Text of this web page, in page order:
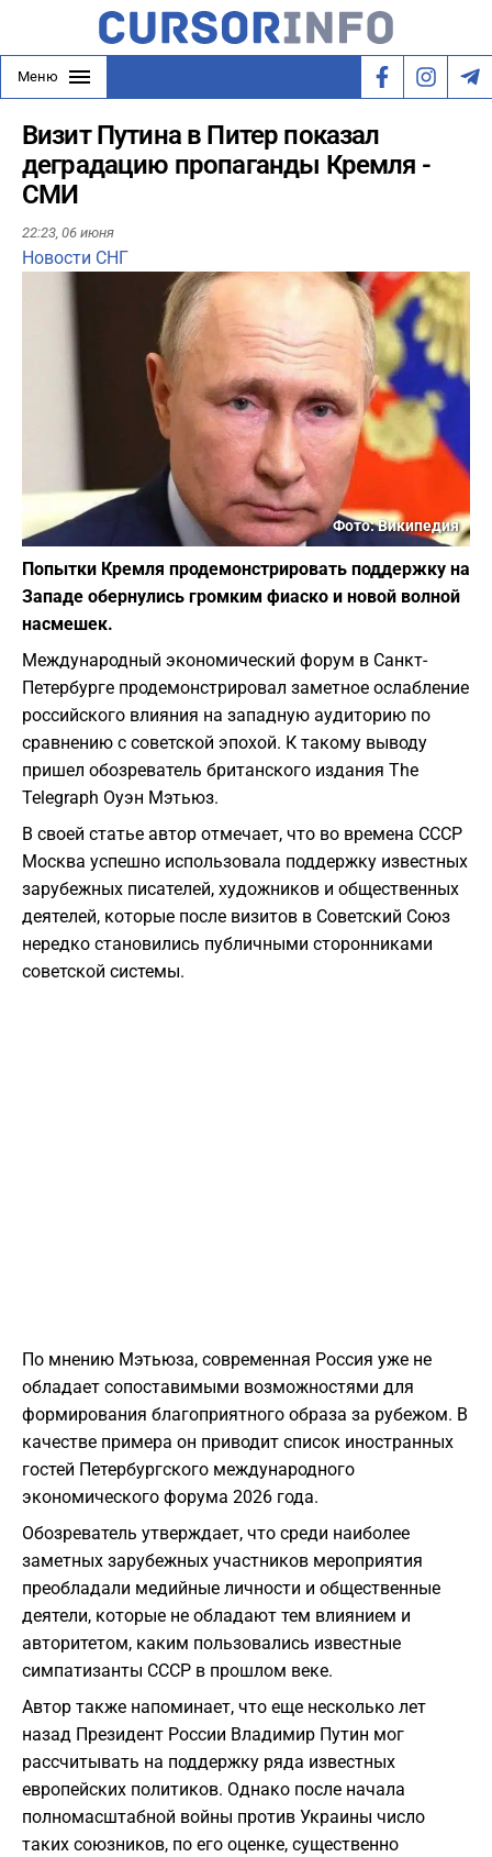
Меню
Визит Путина в Питер показал
деградацию пропаганды Кремля -
СМИ
22:23, 06 июня
Новости СНГ
Фото: Википедия
Попытки Кремля продемонстрировать поддержку на
Западе обернулись громким фиаско и новой волной
насмешек.
Международный экономический форум в Санкт-
Петербурге продемонстрировал заметное ослабление
российского влияния на западную аудиторию по
сравнению с советской эпохой. К такому выводу
пришел обозреватель британского издания The
Telegraph Оуэн Мэтьюз.
В своей статье автор отмечает, что во времена СССР
Москва успешно использовала поддержку известных
зарубежных писателей, художников и общественных
деятелей, которые после визитов в Советский Союз
нередко становились публичными сторонниками
советской системы.
По мнению Мэтьюза, современная Россия уже не
обладает сопоставимыми возможностями для
формирования благоприятного образа за рубежом. В
качестве примера он приводит список иностранных
гостей Петербургского международного
экономического форума 2026 года.
Обозреватель утверждает, что среди наиболее
заметных зарубежных участников мероприятия
преобладали медийные личности и общественные
деятели, которые не обладают тем влиянием и
авторитетом, каким пользовались известные
симпатизанты СССР в прошлом веке.
Автор также напоминает, что еще несколько лет
назад Президент России Владимир Путин мог
рассчитывать на поддержку ряда известных
европейских политиков. Однако после начала
полномасштабной войны против Украины число
таких союзников, по его оценке, существенно